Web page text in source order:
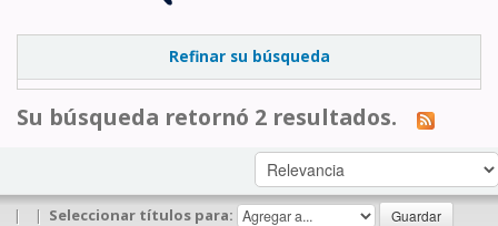
Refinar su búsqueda
Su búsqueda retornó 2 resultados.
| | Seleccionar títulos para: